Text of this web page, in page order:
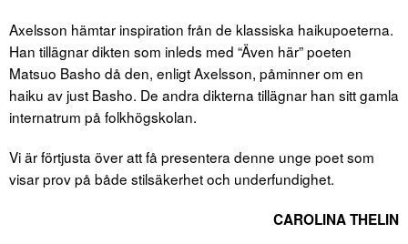
Axelsson hämtar inspiration från de klassiska haikupoeterna.
Han tillägnar dikten som inleds med “Även här” poeten
Matsuo Basho då den, enligt Axelsson, påminner om en
haiku av just Basho. De andra dikterna tillägnar han sitt gamla
internatrum på folkhögskolan.
Vi är förtjusta över att få presentera denne unge poet som
visar prov på både stilsäkerhet och underfundighet.
CAROLINA THELIN